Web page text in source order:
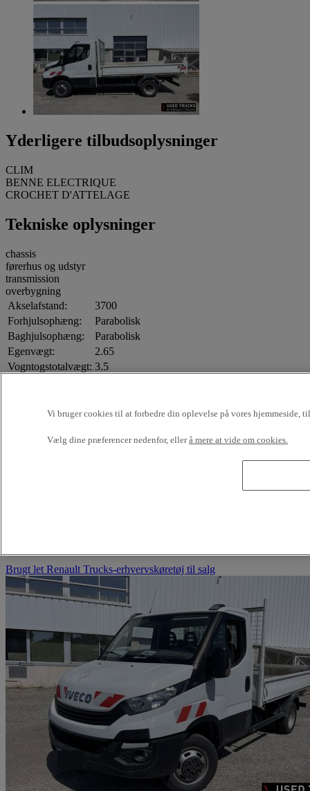
Yderligere tilbudsoplysninger
CLIM
BENNE ELECTRIQUE
CROCHET D'ATTELAGE
Tekniske oplysninger
chassis
førerhus og udstyr
transmission
overbygning
Akselafstand:
3700
Forhjulsophæng:
Parabolisk
Baghjulsophæng:
Parabolisk
Egenvægt:
2.65
Vogntogstotalvægt: 3.5
Aksel nr.:
1
Førerhus og udstyr: Manuel aircondition
Brugt let Renault Trucks-erhvervskøretøj til salg
Vi bruger cookies til at forbedre din oplevelse på vores hjemmeside,
Vælg dine præferencer nedenfor, ellerå mere at vide om cookies.